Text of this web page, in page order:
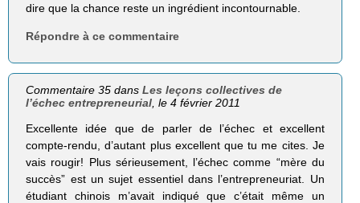
dire que la chance reste un ingrédient incontournable.
Répondre à ce commentaire
Commentaire 35 dansLes leçons collectives de
l’échec entrepreneurial , le 4 février 2011
Excellente idée que de parler de l’échec et excellent
compte-rendu, d’autant plus excellent que tu me cites. Je
vais rougir! Plus sérieusement, l’échec comme “mère du
succès” est un sujet essentiel dans l’entrepreneuriat. Un
étudiant chinois m’avait indiqué que c’était même un